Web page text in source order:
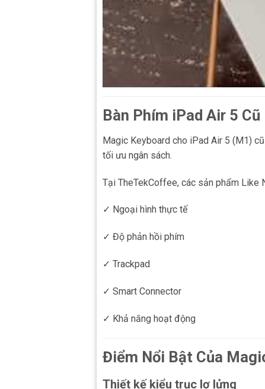
Bàn Phím iPad Air 5
Magic Keyboard cho iPad Air 5 (M1)
tối ưu ngân sách.
Tại TheTekCoffee, các sản phẩm Like
✓ Ngoại hình thực tế
✓ Độ phản hồi phím
✓ Trackpad
✓ Smart Connector
✓ Khả năng hoạt động
Điểm Nổi Bật Của
Thiết kế kiểu trục lơ lửng